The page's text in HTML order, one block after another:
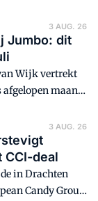
3 AUG. 26
Jumbo: dit
Wijk vertrekt
maand
3 AUG. 26
CCI-deal
in Drachten
Candy Group